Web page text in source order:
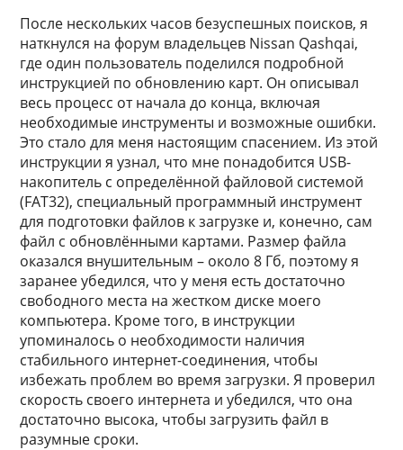
После нескольких часов безуспешных поисков, я
наткнулся на форум владельцев Nissan Qashqai,
где один пользователь поделился подробной
инструкцией по обновлению карт. Он описывал
весь процесс от начала до конца, включая
необходимые инструменты и возможные ошибки.
Это стало для меня настоящим спасением. Из этой
инструкции я узнал, что мне понадобится USB-
накопитель с определённой файловой системой
(FAT32), специальный программный инструмент
для подготовки файлов к загрузке и, конечно, сам
файл с обновлёнными картами. Размер файла
оказался внушительным – около 8 Гб, поэтому я
заранее убедился, что у меня есть достаточно
свободного места на жестком диске моего
компьютера. Кроме того, в инструкции
упоминалось о необходимости наличия
стабильного интернет-соединения, чтобы
избежать проблем во время загрузки. Я проверил
скорость своего интернета и убедился, что она
достаточно высока, чтобы загрузить файл в
разумные сроки.